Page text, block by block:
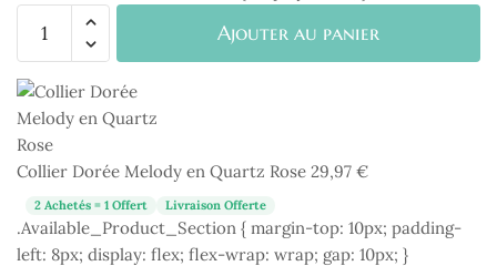
Collier
Dorée
Melody
en
Quartz
Rose
Ajouter au panier
Collier Dorée Melody en Quartz Rose 29,97 €
2 Achetés = 1 Offert Livraison Offerte
.Available_Product_Section { margin-top: 10px; padding-
left: 8px; display: flex; flex-wrap: wrap; gap: 10px; }